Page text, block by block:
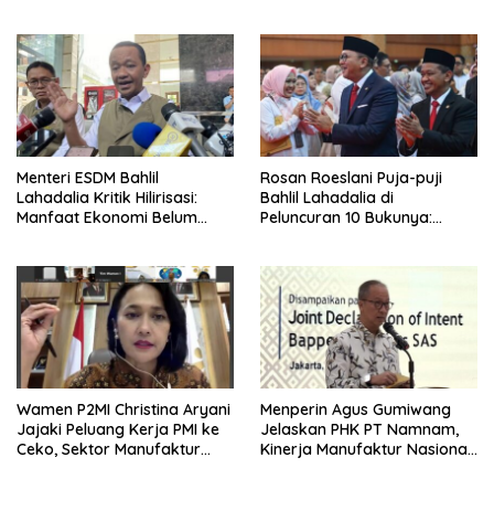
Menteri ESDM Bahlil
Lahadalia Kritik Hilirisasi:
Manfaat Ekonomi Belum
Rosan Roeslani Puja-puji
Bahlil Lahadalia di
Peluncuran 10 Bukunya:
Wamen P2MI Christina Aryani
Jajaki Peluang Kerja PMI ke
Ceko, Sektor Manufaktur
Menperin Agus Gumiwang
Jelaskan PHK PT Namnam,
Kinerja Manufaktur Nasional